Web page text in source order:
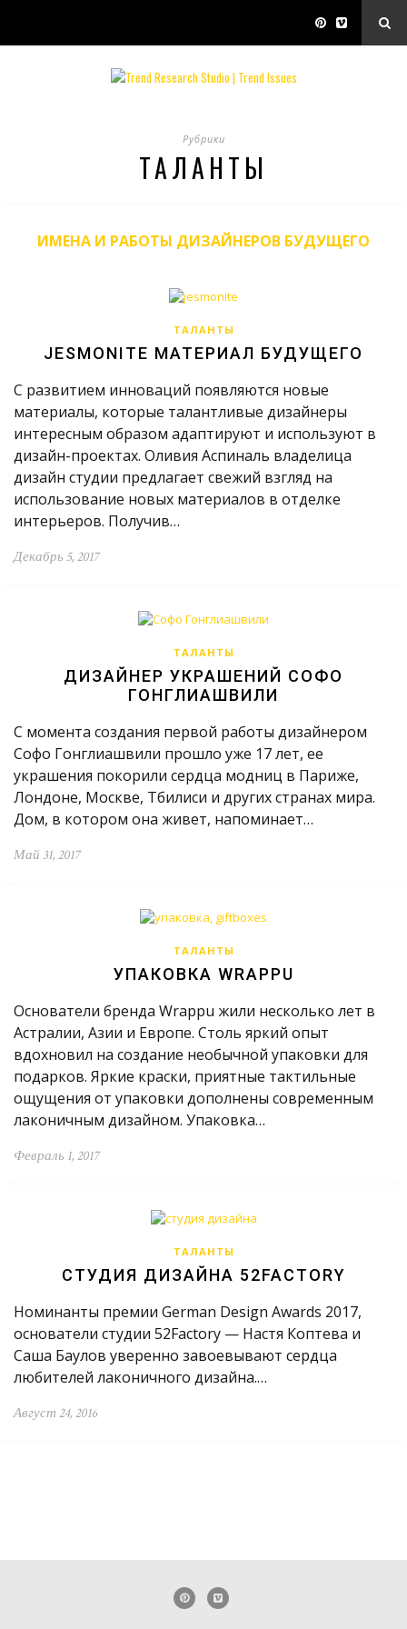
Рубрики
ТАЛАНТЫ
ИМЕНА И РАБОТЫ ДИЗАЙНЕРОВ БУДУЩЕГО
ТАЛАНТЫ
JESMONITE МАТЕРИАЛ БУДУЩЕГО
С развитием инноваций появляются новые
материалы, которые талантливые дизайнеры
интересным образом адаптируют и используют в
дизайн-проектах. Оливия Аспиналь владелица
дизайн студии предлагает свежий взгляд на
использование новых материалов в отделке
интерьеров. Получив…
Декабрь 5, 2017
ТАЛАНТЫ
ДИЗАЙНЕР УКРАШЕНИЙ СОФО
ГОНГЛИАШВИЛИ
С момента создания первой работы дизайнером
Софо Гонглиашвили прошло уже 17 лет, ее
украшения покорили сердца модниц в Париже,
Лондоне, Москве, Тбилиси и других странах мира.
Дом, в котором она живет, напоминает…
Май 31, 2017
ТАЛАНТЫ
УПАКОВКА WRAPPU
Основатели бренда Wrappu жили несколько лет в
Астралии, Азии и Европе. Столь яркий опыт
вдохновил на создание необычной упаковки для
подарков. Яркие краски, приятные тактильные
ощущения от упаковки дополнены современным
лаконичным дизайном. Упаковка…
Февраль 1, 2017
ТАЛАНТЫ
СТУДИЯ ДИЗАЙНА 52FACTORY
Номинанты премии German Design Awards 2017,
основатели студии 52Factory — Настя Коптева и
Саша Баулов уверенно завоевывают сердца
любителей лаконичного дизайна.…
Август 24, 2016